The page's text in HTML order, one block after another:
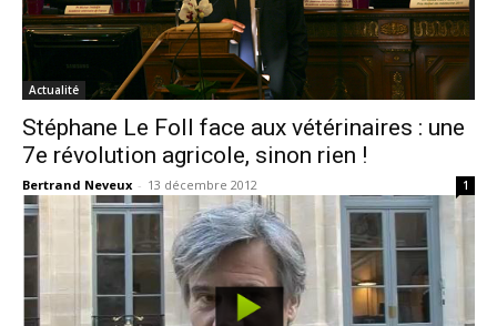
Actualité
Stéphane Le Foll face aux vétérinaires : une
7e révolution agricole, sinon rien !
Bertrand Neveux - 13 décembre 2012 1